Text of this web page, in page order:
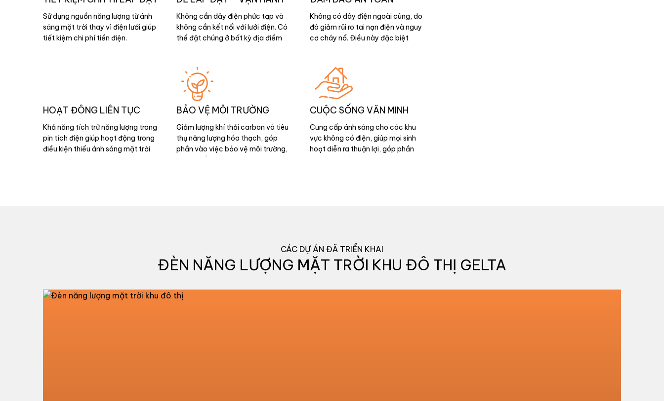
Sử dụng nguồn năng lượng từ ánh
sáng mặt trời thay vì điện lưới giúp
tiết kiệm chi phí tiền điện.
Không cần dây điện phức tạp và
không cần kết nối với lưới điện. Có
thể đặt chúng ở bất kỳ địa điểm
khi trời tối.
Không có dây điện ngoài cùng, do
đó giảm rủi ro tai nạn điện và nguy
cơ cháy nổ. Điều này đặc biệt
HOẠT ĐÔNG LIÊN TỤC
Khả năng tích trữ năng lượng trong
pin tích điện giúp hoạt động trong
điều kiện thiếu ánh sáng mặt trời
BẢO VỆ MÔI TRƯỜNG
Giảm lượng khí thải carbon và tiêu
thụ năng lượng hóa thạch, góp
phần vào việc bảo vệ môi trường,
CUỘC SỐNG VĂN MINH
Cung cấp ánh sáng cho các khu
vực không có điện, giúp mọi sinh
hoạt diễn ra thuận lợi, góp phần
CÁC DỰ ÁN ĐÃ TRIỂN KHAI
ĐÈN NĂNG LƯỢNG MẶT TRỜI KHU ĐÔ THỊ GELTA